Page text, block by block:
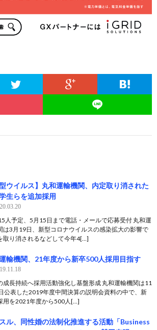
型ウイルス】丸和運輸機関、内定取り消された
生らを追加採用
人予定、5月15日まで電話・メールで応募受付 丸和運
は3月19日、新型コロナウイルスの感染拡大の影響で
取り消されるなどして今年4[…]
輸機関、21年度から新卒500人採用目指す
成長持続へ採用活動強化し基盤形成 丸和運輸機関は11
公表した2019年度中間決算の説明会資料の中で、新
用を2021年度から500人[…]
ル、同性婚の法制化推進する活動「Business